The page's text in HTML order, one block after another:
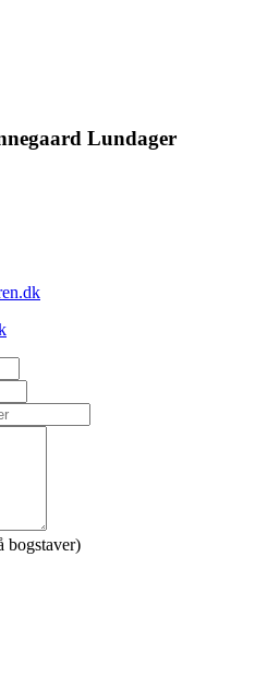
Lundager
bogstaver)